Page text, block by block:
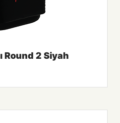
Round 2 Siyah